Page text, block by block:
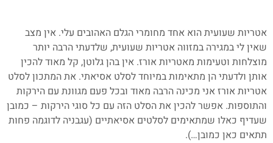
אטריות שעועית הוא אחד מחומרי הגלם האהובים עלי. אין מצב
שאין לי במגירה במזווה אטריות שעועית, שלדעתי הרבה יותר
מוצלחות וטעימות מאטריות אורז. אין בהן גלוטן, קל מאוד להכין
אותן ולדעתי הן מתאימות במיוחד לסלט אסיאתי. את המתכון לסלט
אטריות אורז אני מכינה הרבה מאוד ובכל פעם מגוונת עם הירקות
והתוספות. אפשר להכין את הסלט הזה עם כל סוגי הירקות – כמובן
שעדיף כאלו שמתאימים לסלטים אסיאתיים (עגבניה לדוגמה פחות
תתאים כאן כמובן…).